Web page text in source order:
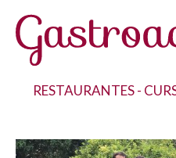
RESTAURANTES-